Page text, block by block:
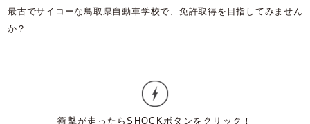
最古でサイコーな鳥取県自動車学校で、免許取得を目指してみません
か？